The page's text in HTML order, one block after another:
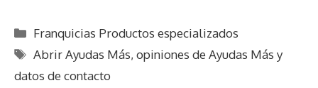
Categorías
Franquicias Productos especializados
Etiquetas
Abrir Ayudas Más,opiniones de Ayudas Más y
datos de contacto